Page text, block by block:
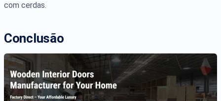
com cerdas.
Conclusão